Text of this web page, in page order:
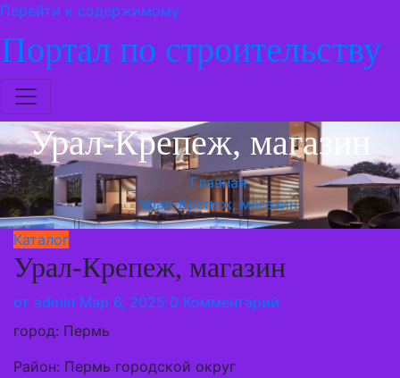
Перейти к содержимому
Портал по строительству
Урал-Крепеж, магазин
Главная
Урал-Крепеж, магазин
Каталог
Урал-Крепеж, магазин
от admin Мар 6, 2025 0 Комментарий
город: Пермь
Район: Пермь городской округ